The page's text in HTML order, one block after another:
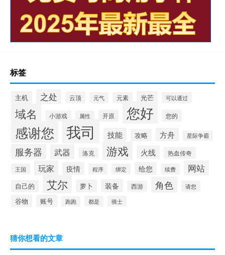
标签
主机 之处 云顶 元气 元素 光芒 可以通过
域名 小游戏 属性 开原 您好 您的
感谢您 我司 技能 攻略 方舟 星际争霸
服务器 武器 洛克 游戏 火线 热血传奇
王国 玩家 疫情 程序 绑定 给您 续费 网站
自己的 艾尔 萝卜 装备 西游 角色 请您
谷物 账号 跑跑 都是 骑士
猜你想看的文章